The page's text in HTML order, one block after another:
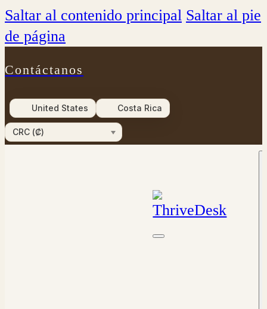
Saltar al contenido principal Saltar al pie
de página
Contáctanos
United States Costa Rica
CRC (₡)